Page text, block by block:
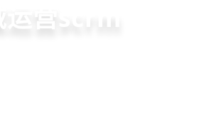
就用
方案
营scrm